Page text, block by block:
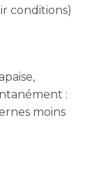
conditions)
:
moins